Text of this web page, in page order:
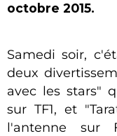
octobre 2015.
Samedi soir,
deux
avec les stars"
sur TF1, et
l'antenne sur